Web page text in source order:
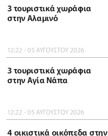
3 τουριστικά χωράφια
στην Αλαμινό
12:22 - 05 ΑΥΓΟΥΣΤΟΥ 2026
3 τουριστικά χωράφια
στην Αγία Νάπα
12:22 - 05 ΑΥΓΟΥΣΤΟΥ 2026
4 οικιστικά οικόπεδα στην